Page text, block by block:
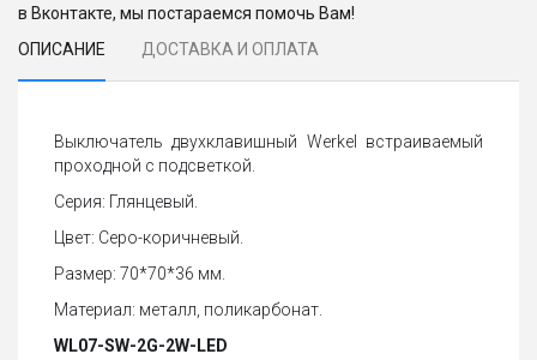
в Вконтакте, мы постараемся помочь Вам!
ОПИСАНИЕ
ДОСТАВКА И ОПЛАТА
Выключатель двухклавишный Werkel встраиваемый
проходной с подсветкой.
Серия: Глянцевый.
Цвет: Серо-коричневый.
Размер: 70*70*36 мм.
Материал: металл, поликарбонат.
WL07-SW-2G-2W-LED